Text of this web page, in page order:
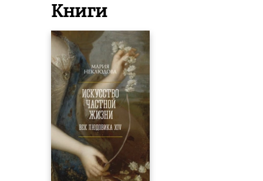
Книги